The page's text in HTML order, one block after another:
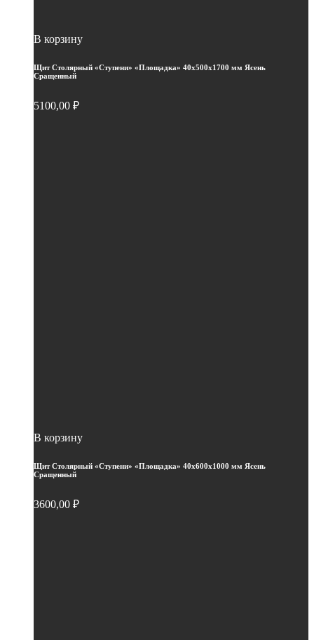
В корзину
Щит Столярный «Ступени» «Площадка» 40х500х1700 мм Ясень
Сращенный
5100,00 ₽
В корзину
Щит Столярный «Ступени» «Площадка» 40х600х1000 мм Ясень
Сращенный
3600,00 ₽